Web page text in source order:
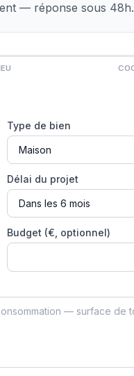
— réponse sous 48h.
Type de bien
Délai du projet
Budget (€, optionnel)